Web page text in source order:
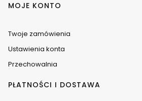
MOJE KONTO
Twoje zamówienia
Ustawienia konta
Przechowalnia
PŁATNOŚCI I DOSTAWA